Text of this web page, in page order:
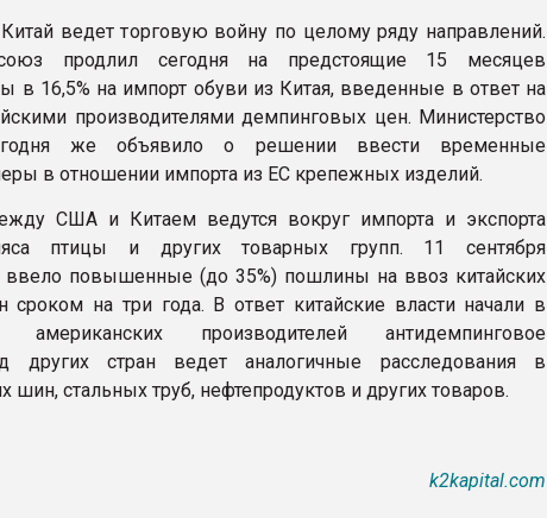
ведет торговую войну по целому ряду направлений.
продлил сегодня на предстоящие 15 месяцев
16,5% на импорт обуви из Китая, введенные в ответ на
производителями демпинговых цен. Министерство
же объявило о решении ввести временные
в отношении импорта из ЕС крепежных изделий.
США и Китаем ведутся вокруг импорта и экспорта
птицы и других товарных групп. 11 сентября
ввело повышенные (до 35%) пошлины на ввоз китайских
на три года. В ответ китайские власти начали в
производителей антидемпинговое
других стран ведет аналогичные расследования в
шин, стальных труб, нефтепродуктов и других товаров.
k2kapital.com